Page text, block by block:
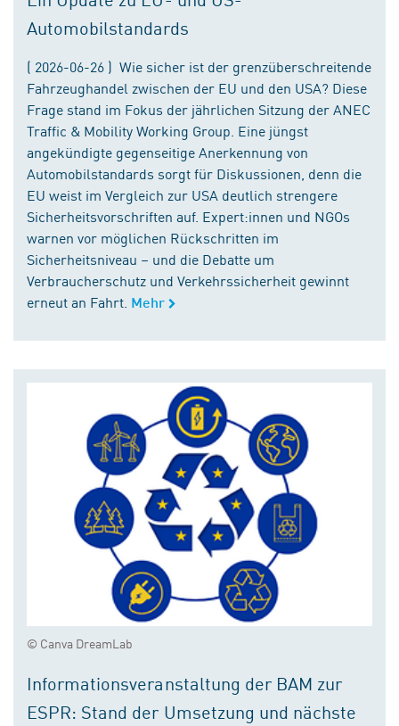
Automobilstandards
( 2026-06-26 ) Wie sicher ist der grenzüberschreitende
Fahrzeughandel zwischen der EU und den USA? Diese
Frage stand im Fokus der jährlichen Sitzung der ANEC
Traffic & Mobility Working Group. Eine jüngst
angekündigte gegenseitige Anerkennung von
Automobilstandards sorgt für Diskussionen, denn die
EU weist im Vergleich zur USA deutlich strengere
Sicherheitsvorschriften auf. Expert:innen und NGOs
warnen vor möglichen Rückschritten im
Sicherheitsniveau – und die Debatte um
Verbraucherschutz und Verkehrssicherheit gewinnt
erneut an Fahrt. Mehr
© Canva DreamLab
Informationsveranstaltung der BAM zur
ESPR: Stand der Umsetzung und nächste